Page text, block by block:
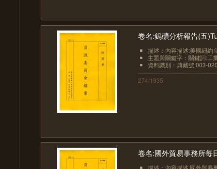
卷名:鎢礦分析報告(五
描述：內容描述:美國紐約
主題與關鍵字：關鍵詞:工
資料識別：典藏號:003-
274/1935
卷名:國外貿易事務所每
描述：內容描述:國外貿易